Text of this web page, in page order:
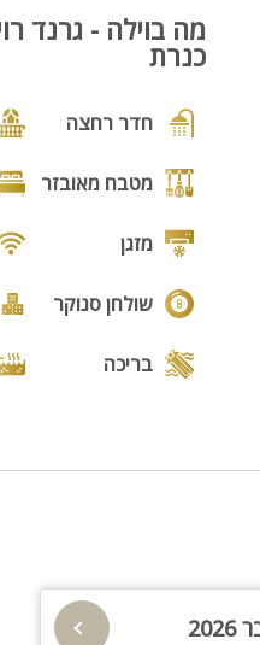
מה בוילה - גרנד
כנרת
חדר רחצה
מטבח מאובזר
מזגן
שולחן סנוקר
בריכה
סאונה